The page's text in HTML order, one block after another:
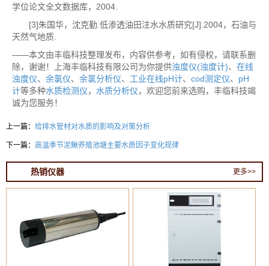
学位论文全文数据库，2004.
[3]朱国华，沈克勤.低渗透油田注水水质研究[J].2004，石油与
天然气地质.
——本文由丰临科技整理发布，内容供参考，如有侵权，请联系删
除，谢谢！上海丰临科技有限公司为你提供浊度仪(浊度计)、 在线
浊度仪、 余氯仪、 余氯分析仪、 工业在线pH计、 cod测定仪、 pH
计等多种水质检测仪， 水质分析仪，欢迎您前来选购，丰临科技竭
诚为您服务！
上一篇： 给排水管材对水质的影响及对策分析
下一篇： 高温季节泥鳅养殖池塘主要水质因子变化规律
更多>>
热销仪器